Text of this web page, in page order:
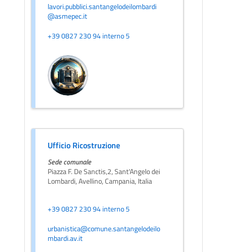
lavori.pubblici.santangelodeilombardi
@asmepec.it
+39 0827 230 94 interno 5
Ufficio Ricostruzione
Sede comunale
Piazza F. De Sanctis,2, Sant'Angelo dei
Lombardi, Avellino, Campania, Italia
+39 0827 230 94 interno 5
urbanistica@comune.santangelodeilo
mbardi.av.it